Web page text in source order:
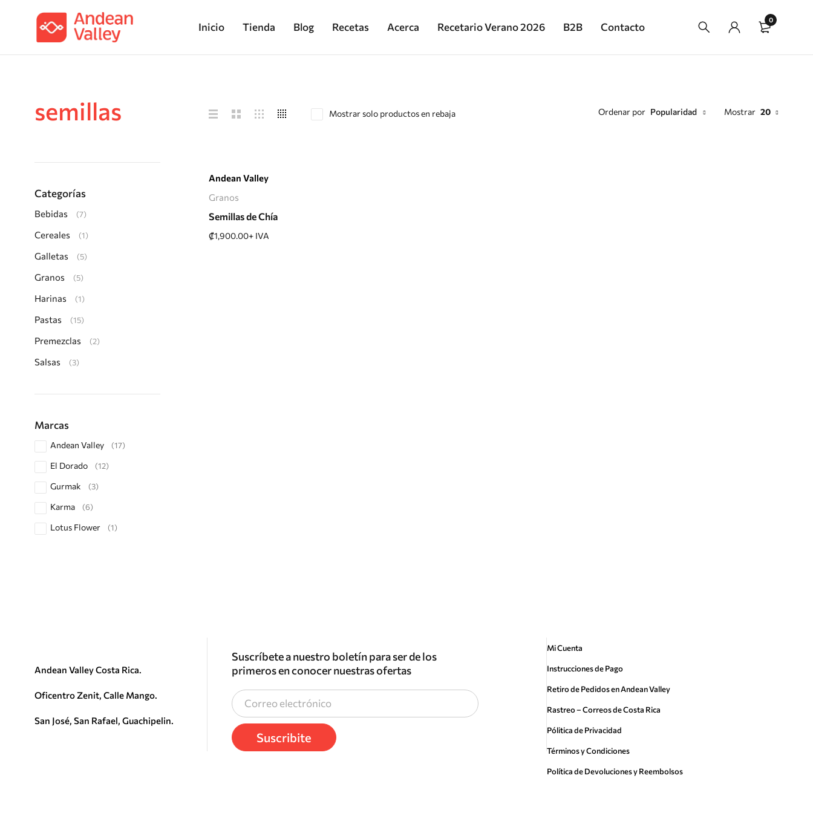
Inicio Tienda Blog Recetas Acerca Recetario Verano 2026 B2B Contacto
0
semillas
Categorías
Bebidas (7)
Cereales (1)
Galletas (5)
Granos (5)
Harinas (1)
Pastas (15)
Premezclas (2)
Salsas (3)
Marcas
Andean Valley (17)
El Dorado (12)
Gurmak (3)
Karma (6)
Lotus Flower (1)
Ordenar por Popularidad
Mostrar solo productos en rebaja Mostrar 20
Andean Valley
Granos
Semillas de Chía
₡1,900.00+ IVA
Andean Valley Costa Rica.
Oficentro Zenit, Calle Mango.
San José, San Rafael, Guachipelin.
Suscríbete a nuestro boletín para ser de los
primeros en conocer nuestras ofertas
Suscribite
Mi Cuenta
Instrucciones de Pago
Retiro de Pedidos en Andean Valley
Rastreo – Correos de Costa Rica
Pólitica de Privacidad
Términos y Condiciones
Política de Devoluciones y Reembolsos